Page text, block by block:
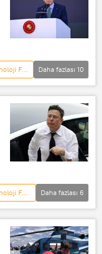
TEKNOFEST İSTANBUL Havacılık, Uzay ve Teknoloji Festivali
Daha fazlası 10
TEKNOFEST İSTANBUL Havacılık, Uzay ve Teknoloji Festivali
Daha fazlası 6